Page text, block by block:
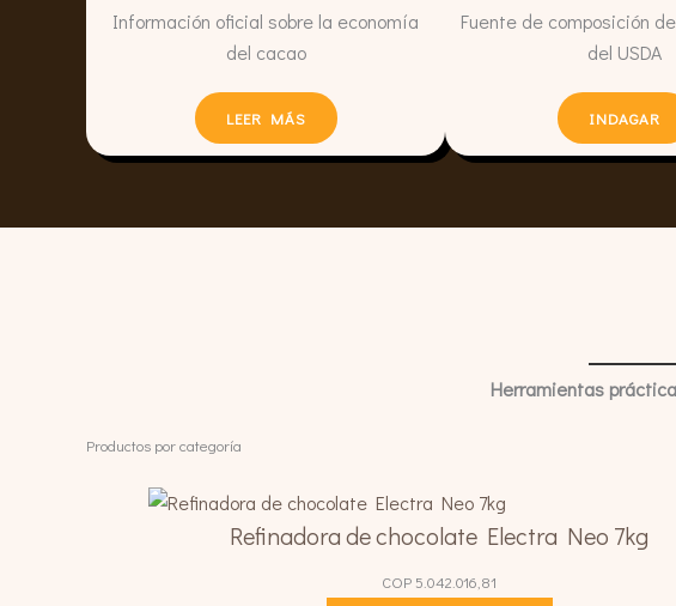
Información oficial sobre la economía
del cacao
LEER MÁS
Fuente de composición
del USDA
INDAGAR
Herramientas
Productos por categoría
Refinadora de chocolate Electra Neo 7kg
COP 5.042.016,81